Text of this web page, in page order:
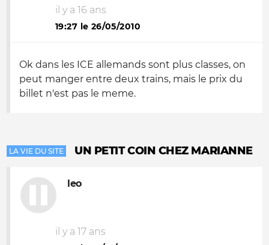
il y a 16 ans
19:27 le 26/05/2010
Ok dans les ICE allemands sont plus classes, on
peut manger entre deux trains, mais le prix du
billet n'est pas le meme.
LA VIE DU SITE UN PETIT COIN CHEZ MARIANNE
leo
il y a 17 ans